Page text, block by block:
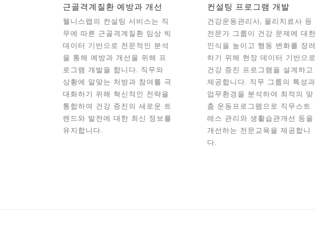
근골격계질환 예방과 개선
웰니스랩의 컨설팅 서비스는 직
무에 따른 근골격계질환 임상 빅
데이터 기반으로 전문적인 분석
을 통해 예방과 개선을 위해 프
로그램 개발을 합니다. 직무와
상황에 알맞는 처방과 참여를 극
대화하기 위해 혁신적인 전략을
통합하여 건강 증진의 새로운 트
렌드와 발전에 대한 최신 정보를
유지합니다.
컨설팅 프로그램 개발
건강운동관리사, 물리치료사 등
전문가 그룹이 건강 문제에 대한
인식을 높이고 행동 변화를 장려
하기 위해 현장 데이터 기반으로
건강 증진 프로그램을 설계하고
제공합니다. 직무 그룹의 특성과
업무환경을 분석하여 최적의 맞
춤 운동프로그램으로 직무스트
레스 관리와 생활습관개선 등을
개선하는 전문교육을 제공합니
다.